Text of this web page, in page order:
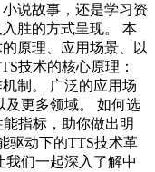
说故事，还是学习资
胜的方式呈现。 本
原理、应用场景、以
技术的核心原理：
制。 广泛的应用场
及更多领域。 如何选
指标，助你做出明
驱动下的TTS技术革
我们一起深入了解中